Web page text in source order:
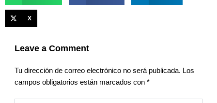
X
Leave a Comment
Tu dirección de correo electrónico no será publicada. Los
campos obligatorios están marcados con *